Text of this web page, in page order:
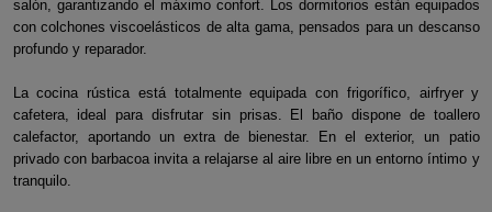
salón, garantizando el máximo confort. Los dormitorios están equipados
con colchones viscoelásticos de alta gama, pensados para un descanso
profundo y reparador.
La cocina rústica está totalmente equipada con frigorífico, airfryer y
cafetera, ideal para disfrutar sin prisas. El baño dispone de toallero
calefactor, aportando un extra de bienestar. En el exterior, un patio
privado con barbacoa invita a relajarse al aire libre en un entorno íntimo y
tranquilo.